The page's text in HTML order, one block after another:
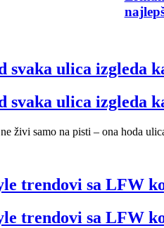
svaka ulica izgleda
svaka ulica izgleda
živi samo na pisti – ona hoda
trendovi sa LFW
trendovi sa LFW